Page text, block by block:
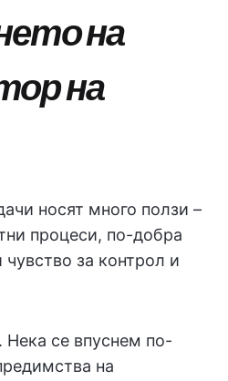
на
на
носят много ползи –
процеси, по-добра
за контрол и
Нека се впуснем по-
на